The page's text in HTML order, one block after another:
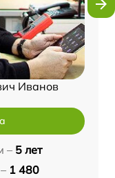
Иванов
– 5 лет
1 480